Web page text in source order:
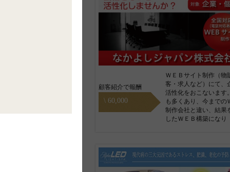
ＷＥＢサイト制作（物
客・求人など）にて、
活性化をおこないます
も多くあり、今までの
制作会社と違い、結果
したＷＥＢ構築になり
\ 60,000
顧客紹介で報酬